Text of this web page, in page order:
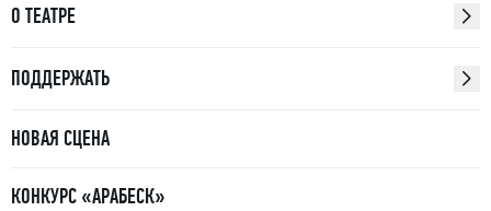
О ТЕАТРЕ
ПОДДЕРЖАТЬ
НОВАЯ СЦЕНА
КОНКУРС «АРАБЕСК»